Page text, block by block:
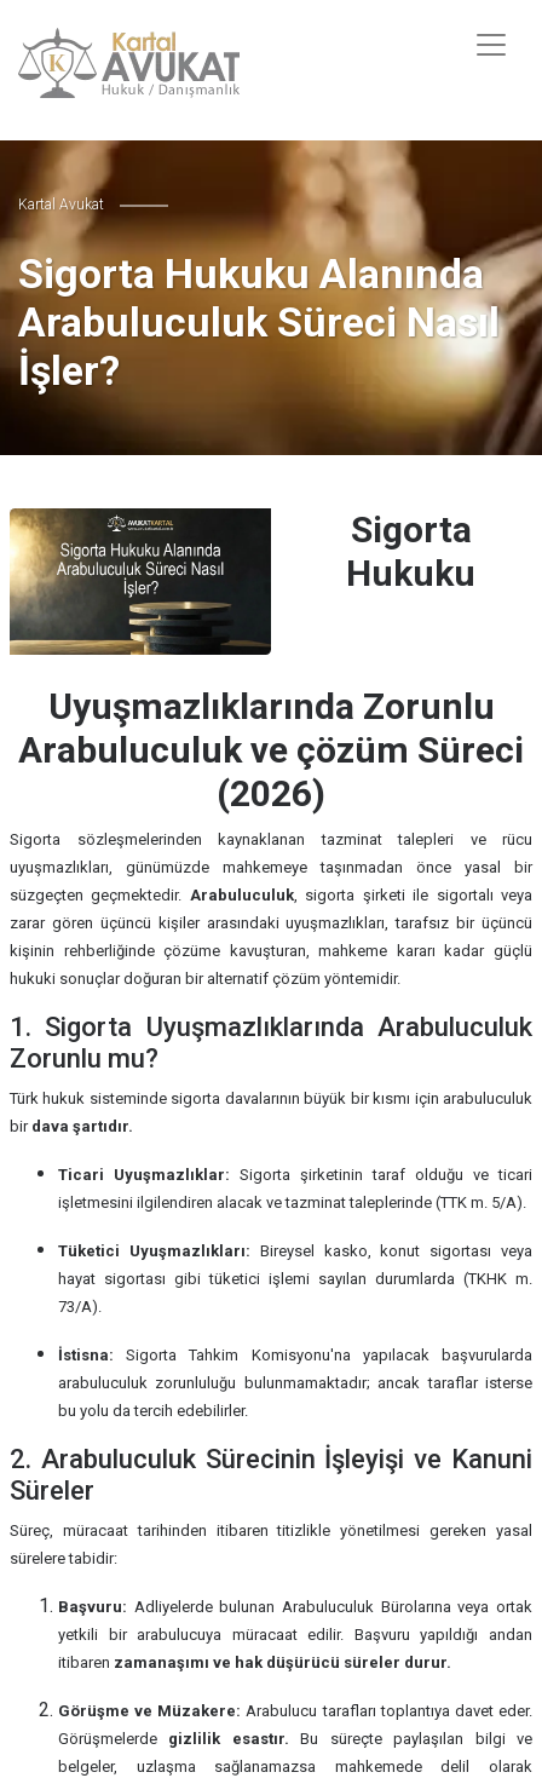
Kartal Avukat
Sigorta Hukuku Alanında
Arabuluculuk Süreci Nasıl
İşler?
Sigorta
Hukuku
Uyuşmazlıklarında Zorunlu
Arabuluculuk ve çözüm Süreci
(2026)
Sigorta sözleşmelerinden kaynaklanan tazminat talepleri ve rücu
uyuşmazlıkları, günümüzde mahkemeye taşınmadan önce yasal bir
süzgeçten geçmektedir. Arabuluculuk, sigorta şirketi ile sigortalı veya
zarar gören üçüncü kişiler arasındaki uyuşmazlıkları, tarafsız bir üçüncü
kişinin rehberliğinde çözüme kavuşturan, mahkeme kararı kadar güçlü
hukuki sonuçlar doğuran bir alternatif çözüm yöntemidir.
1. Sigorta Uyuşmazlıklarında Arabuluculuk
Zorunlu mu?
Türk hukuk sisteminde sigorta davalarının büyük bir kısmı için arabuluculuk
bir dava şartıdır.
Ticari Uyuşmazlıklar: Sigorta şirketinin taraf olduğu ve ticari
işletmesini ilgilendiren alacak ve tazminat taleplerinde (TTK m. 5/A).
Tüketici Uyuşmazlıkları: Bireysel kasko, konut sigortası veya
hayat sigortası gibi tüketici işlemi sayılan durumlarda (TKHK m.
73/A).
İstisna: Sigorta Tahkim Komisyonu'na yapılacak başvurularda
arabuluculuk zorunluluğu bulunmamaktadır; ancak taraflar isterse
bu yolu da tercih edebilirler.
2. Arabuluculuk Sürecinin İşleyişi ve Kanuni
Süreler
Süreç, müracaat tarihinden itibaren titizlikle yönetilmesi gereken yasal
sürelere tabidir:
Başvuru: Adliyelerde bulunan Arabuluculuk Bürolarına veya ortak
yetkili bir arabulucuya müracaat edilir. Başvuru yapıldığı andan
itibaren zamanaşımı ve hak düşürücü süreler durur.
Görüşme ve Müzakere: Arabulucu tarafları toplantıya davet eder.
Görüşmelerde gizlilik esastır. Bu süreçte paylaşılan bilgi ve
belgeler, uzlaşma sağlanamazsa mahkemede delil olarak